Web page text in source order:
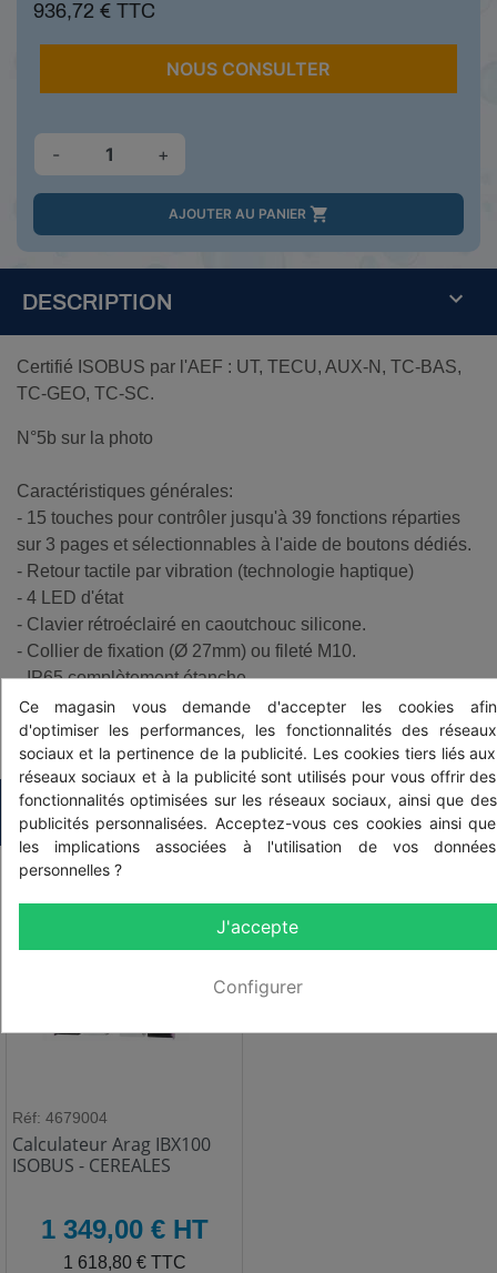
936,72 € TTC
NOUS CONSULTER
- +
AJOUTER AU PANIER 
DESCRIPTION
Certifié ISOBUS par l'AEF : UT, TECU, AUX-N, TC-BAS,
TC-GEO, TC-SC.
N°5b sur la photo
Caractéristiques générales:
- 15 touches pour contrôler jusqu'à 39 fonctions réparties
sur 3 pages et sélectionnables à l'aide de boutons dédiés.
- Retour tactile par vibration (technologie haptique)
- 4 LED d'état
- Clavier rétroéclairé en caoutchouc silicone.
- Collier de fixation (Ø 27mm) ou fileté M10.
- IP65 complètement étanche.
- Alimentation 9-16 Vdc.
- Câble de raccordement 80 cm et connecteur ISO CPC
PRODUITS ASSOCIÉS
Réf: 4679004
Calculateur Arag IBX100
ISOBUS - CEREALES
1 349,00 € HT
1 618,80 € TTC
Ce magasin vous demande d'accepter les cookies afin
d'optimiser les performances, les fonctionnalités des réseaux
sociaux et la pertinence de la publicité. Les cookies tiers liés aux
réseaux sociaux et à la publicité sont utilisés pour vous offrir des
fonctionnalités optimisées sur les réseaux sociaux, ainsi que des
publicités personnalisées. Acceptez-vous ces cookies ainsi que
les implications associées à l'utilisation de vos données
personnelles ?
J'accepte
Configurer